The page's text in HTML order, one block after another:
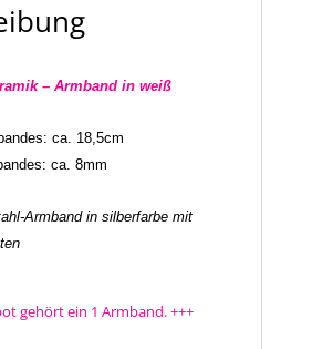
– Armband in weiß
ca. 18,5cm
ca. 8mm
Armband in silberfarbe mit
gehört ein 1 Armband.+++